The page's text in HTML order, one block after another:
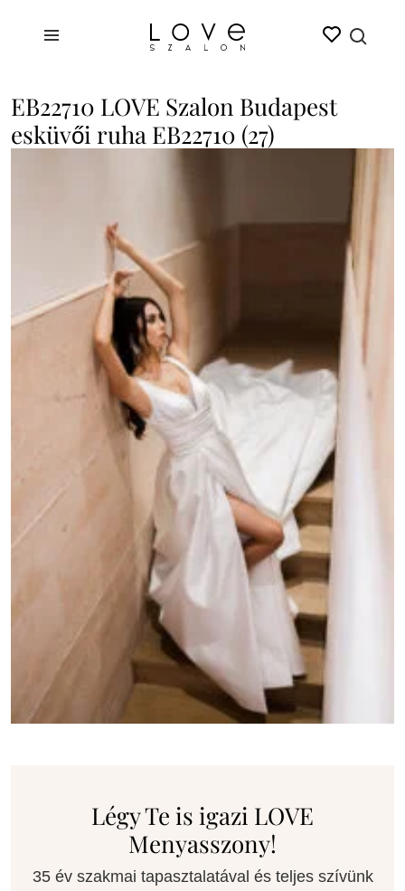
EB22710 LOVE Szalon Budapest
esküvői ruha EB22710 (27)
Légy Te is igazi LOVE
Menyasszony!
35 év szakmai tapasztalatával és teljes szívünk